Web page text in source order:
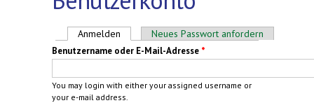
Haupt-Reiter
Anmelden (aktiver Reiter)
Neues Passwort anfordern
Benutzername oder E-Mail-Adresse *
You may login with either your assigned username or
your e-mail address.